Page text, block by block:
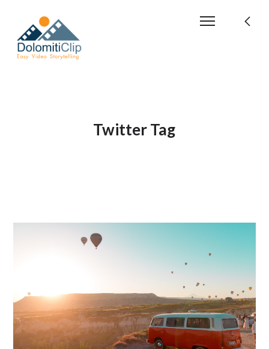
Twitter Tag